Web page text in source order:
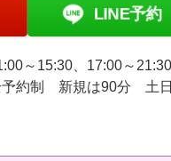
LINE予約
～15:30、17:00～21:30
約制 新規は90分 土